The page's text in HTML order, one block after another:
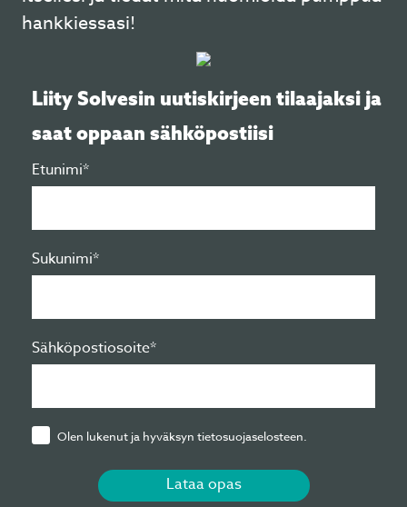
hankkiessasi!
Liity Solvesin uutiskirjeen tilaajaksi ja
saat oppaan sähköpostiisi
Etunimi*
Sukunimi*
Sähköpostiosoite*
Olen lukenut ja hyväksyn tietosuojaselosteen.
Lataa opas